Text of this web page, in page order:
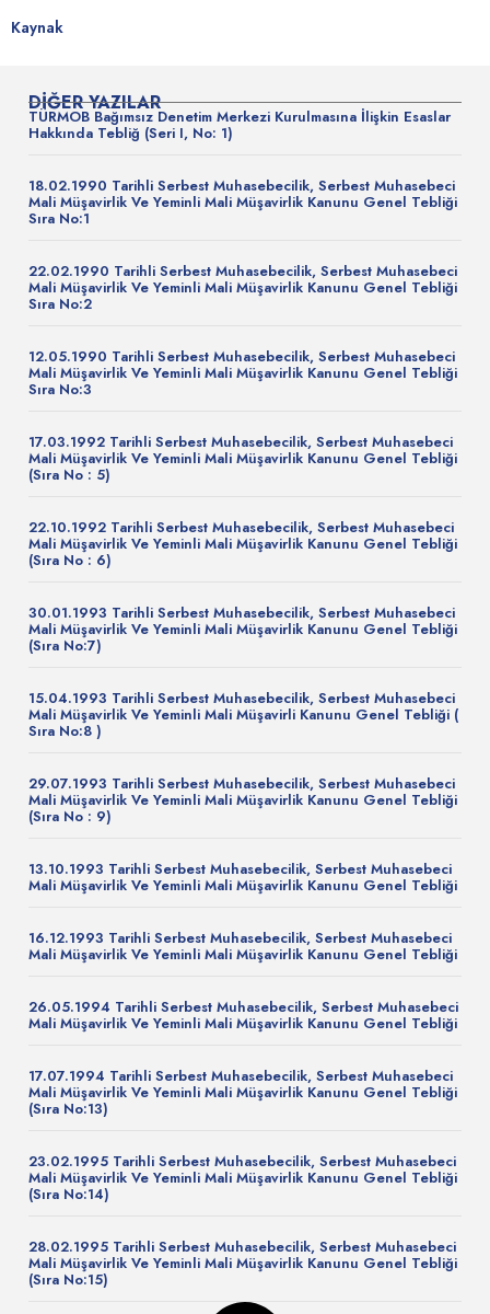
DIĞER YAZILAR
TÜRMOB Bağımsız Denetim Merkezi Kurulmasına İlişkin Esaslar
Hakkında Tebliğ (Seri I, No: 1)
18.02.1990 Tarihli Serbest Muhasebecilik, Serbest Muhasebeci
Mali Müşavirlik Ve Yeminli Mali Müşavirlik Kanunu Genel Tebliği
Sıra No:1
22.02.1990 Tarihli Serbest Muhasebecilik, Serbest Muhasebeci
Mali Müşavirlik Ve Yeminli Mali Müşavirlik Kanunu Genel Tebliği
Sıra No:2
12.05.1990 Tarihli Serbest Muhasebecilik, Serbest Muhasebeci
Mali Müşavirlik Ve Yeminli Mali Müşavirlik Kanunu Genel Tebliği
Sıra No:3
17.03.1992 Tarihli Serbest Muhasebecilik, Serbest Muhasebeci
Mali Müşavirlik Ve Yeminli Mali Müşavirlik Kanunu Genel Tebliği
(Sıra No : 5)
22.10.1992 Tarihli Serbest Muhasebecilik, Serbest Muhasebeci
Mali Müşavirlik Ve Yeminli Mali Müşavirlik Kanunu Genel Tebliği
(Sıra No : 6)
30.01.1993 Tarihli Serbest Muhasebecilik, Serbest Muhasebeci
Mali Müşavirlik Ve Yeminli Mali Müşavirlik Kanunu Genel Tebliği
(Sıra No:7)
15.04.1993 Tarihli Serbest Muhasebecilik, Serbest Muhasebeci
Mali Müşavirlik Ve Yeminli Mali Müşavirli Kanunu Genel Tebliği (
Sıra No:8 )
29.07.1993 Tarihli Serbest Muhasebecilik, Serbest Muhasebeci
Mali Müşavirlik Ve Yeminli Mali Müşavirlik Kanunu Genel Tebliği
(Sıra No : 9)
13.10.1993 Tarihli Serbest Muhasebecilik, Serbest Muhasebeci
Mali Müşavirlik Ve Yeminli Mali Müşavirlik Kanunu Genel Tebliği
16.12.1993 Tarihli Serbest Muhasebecilik, Serbest Muhasebeci
Mali Müşavirlik Ve Yeminli Mali Müşavirlik Kanunu Genel Tebliği
26.05.1994 Tarihli Serbest Muhasebecilik, Serbest Muhasebeci
Mali Müşavirlik Ve Yeminli Mali Müşavirlik Kanunu Genel Tebliği
17.07.1994 Tarihli Serbest Muhasebecilik, Serbest Muhasebeci
Mali Müşavirlik Ve Yeminli Mali Müşavirlik Kanunu Genel Tebliği
(Sıra No:13)
23.02.1995 Tarihli Serbest Muhasebecilik, Serbest Muhasebeci
Mali Müşavirlik Ve Yeminli Mali Müşavirlik Kanunu Genel Tebliği
(Sıra No:14)
28.02.1995 Tarihli Serbest Muhasebecilik, Serbest Muhasebeci
Mali Müşavirlik Ve Yeminli Mali Müşavirlik Kanunu Genel Tebliği
(Sıra No:15)
Kaynak